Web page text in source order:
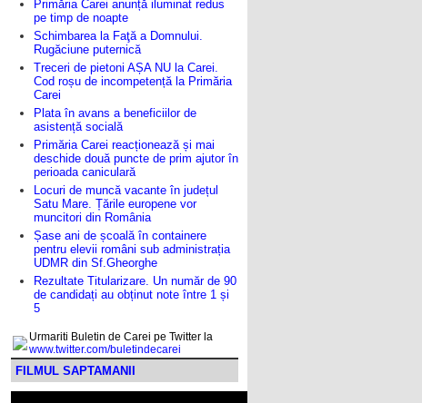
Primăria Carei anunță iluminat redus
pe timp de noapte
Schimbarea la Faţă a Domnului.
Rugăciune puternică
Treceri de pietoni AȘA NU la Carei.
Cod roșu de incompetență la Primăria
Carei
Plata în avans a beneficiilor de
asistență socială
Primăria Carei reacționează și mai
deschide două puncte de prim ajutor în
perioada caniculară
Locuri de muncă vacante în județul
Satu Mare. Țările europene vor
muncitori din România
Șase ani de școală în containere
pentru elevii români sub administrația
UDMR din Sf.Gheorghe
Rezultate Titularizare. Un număr de 90
de candidați au obținut note între 1 și
5
Urmariti Buletin de Carei pe Twitter la
www.twitter.com/buletindecarei
FILMUL SAPTAMANII